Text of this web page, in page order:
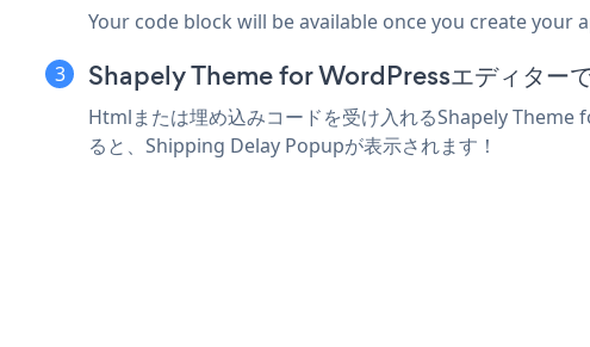
Your code block will be available once you create your
Shapely Theme for WordPressエディター
Htmlまたは埋め込みコードを受け入れるShapely
ると、Shipping Delay Popupが表示されます！